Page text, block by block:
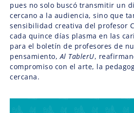
pues no solo buscó transmitir un
cercano a la audiencia, sino que
sensibilidad creativa del profesor
cada quince días plasma en las
para el boletín de profesores de
pensamiento,Al TablerU,
compromiso con el arte, la
cercana.